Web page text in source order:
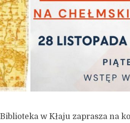
Biblioteka w Kłaju zaprasza na